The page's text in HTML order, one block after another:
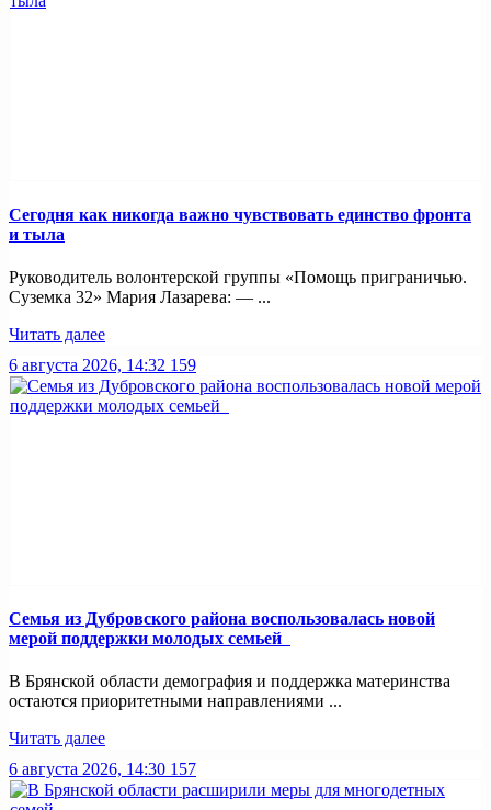
Сегодня как никогда важно чувствовать единство фронта
и тыла
Руководитель волонтерской группы «Помощь приграничью.
Суземка 32» Мария Лазарева: — ...
Читать далее
6 августа 2026, 14:32 159
Семья из Дубровского района воспользовалась новой
мерой поддержки молодых семьей
В Брянской области демография и поддержка материнства
остаются приоритетными направлениями ...
Читать далее
6 августа 2026, 14:30 157